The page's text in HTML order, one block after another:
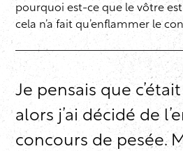
pourquoi est-ce que le vôtre est
cela n’a fait qu’enflammer le
Je pensais que
alors j’ai décidé de
concours de pesée.